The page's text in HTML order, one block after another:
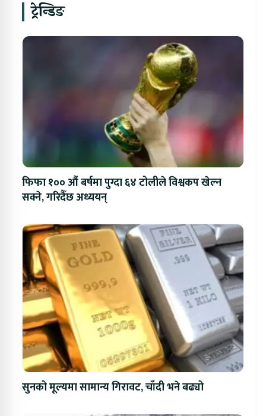
ट्रेन्डिङ
फिफा १०० औं बर्षमा पुग्दा ६४ टोलीले विश्वकप खेल्न
सक्ने, गरिदैँछ अध्ययन्
सुनको मूल्यमा सामान्य गिरावट, चाँदी भने बढ्यो